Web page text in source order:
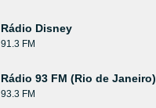
Rádio Disney
91.3 FM
Rádio 93 FM (Rio de Janeiro)
93.3 FM